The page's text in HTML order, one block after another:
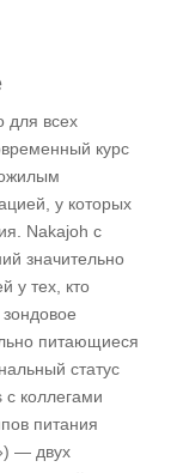
для всех
курс
у которых
Nakajoh с
значительно
у тех, кто
питающиеся
статус
коллегами
питания
— двух